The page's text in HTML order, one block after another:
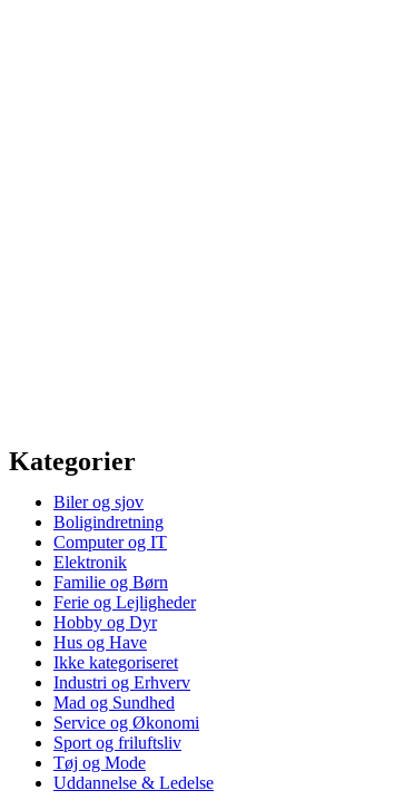
Kategorier
Biler og sjov
Boligindretning
Computer og IT
Elektronik
Familie og Børn
Ferie og Lejligheder
Hobby og Dyr
Hus og Have
Ikke kategoriseret
Industri og Erhverv
Mad og Sundhed
Service og Økonomi
Sport og friluftsliv
Tøj og Mode
Uddannelse & Ledelse